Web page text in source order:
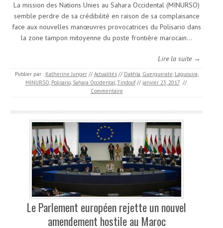
La mission des Nations Unies au Sahara Occidental (MINURSO)
semble perdre de sa crédibilité en raison de sa complaisance
face aux nouvelles manœuvres provocatrices du Polisario dans
la zone tampon mitoyenne du poste frontière marocain…
Lire la suite →
Publier par : Katherine Junger // Actualités // Dakhla, Guerguerate, Laguouira,
MINURSO, Polisario, Sahara Occidental,Tindouf // janvier 23, 2017 //
Commentaire
Le Parlement européen rejette un nouvel
amendement hostile au Maroc